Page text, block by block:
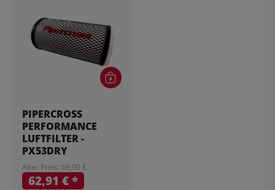
PIPERCROSS
PERFORMANCE
LUFTFILTER -
PX53DRY
Alter Preis: 69,90 €
62,91 €*